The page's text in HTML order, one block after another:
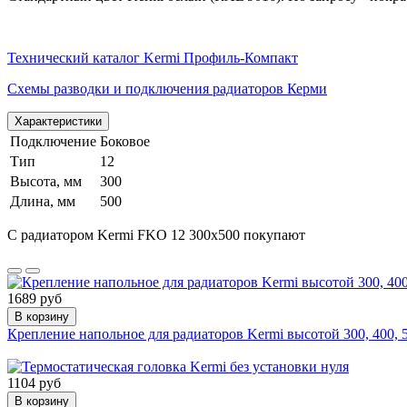
Технический каталог Kermi Профиль-Компакт
Схемы разводки и подключения радиаторов Керми
Характеристики
Подключение Боковое
Тип
12
Высота, мм
300
Длина, мм
500
С радиатором Kermi FKO 12 300х500 покупают
1689 руб
В корзину
Крепление напольное для радиаторов Kermi высотой 300, 400,
1104 руб
В корзину